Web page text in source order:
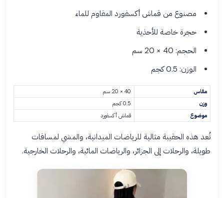
مصنوع من قماش أكسفورد المقاوم للماء
حجرة خاصة للأحذية
الحجم: 40 × 20 سم
الوزن: 0.5 كجم
مقاس
40 × 20 سم
وزن
0.5 كجم
موضوع
قماش أكسفورد
تُعد هذه الحقيبة مثالية للرياضات الميدانية، والمشي لمسافات
طويلة، والرحلات إلى الجزائر، والرياضات المائية، والرحلات الخارجية.